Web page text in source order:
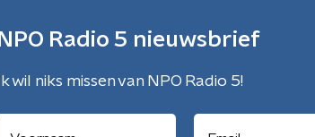
NPO Radio 5 nieuwsbrief
Ik wil niks missen van NPO Radio 5!